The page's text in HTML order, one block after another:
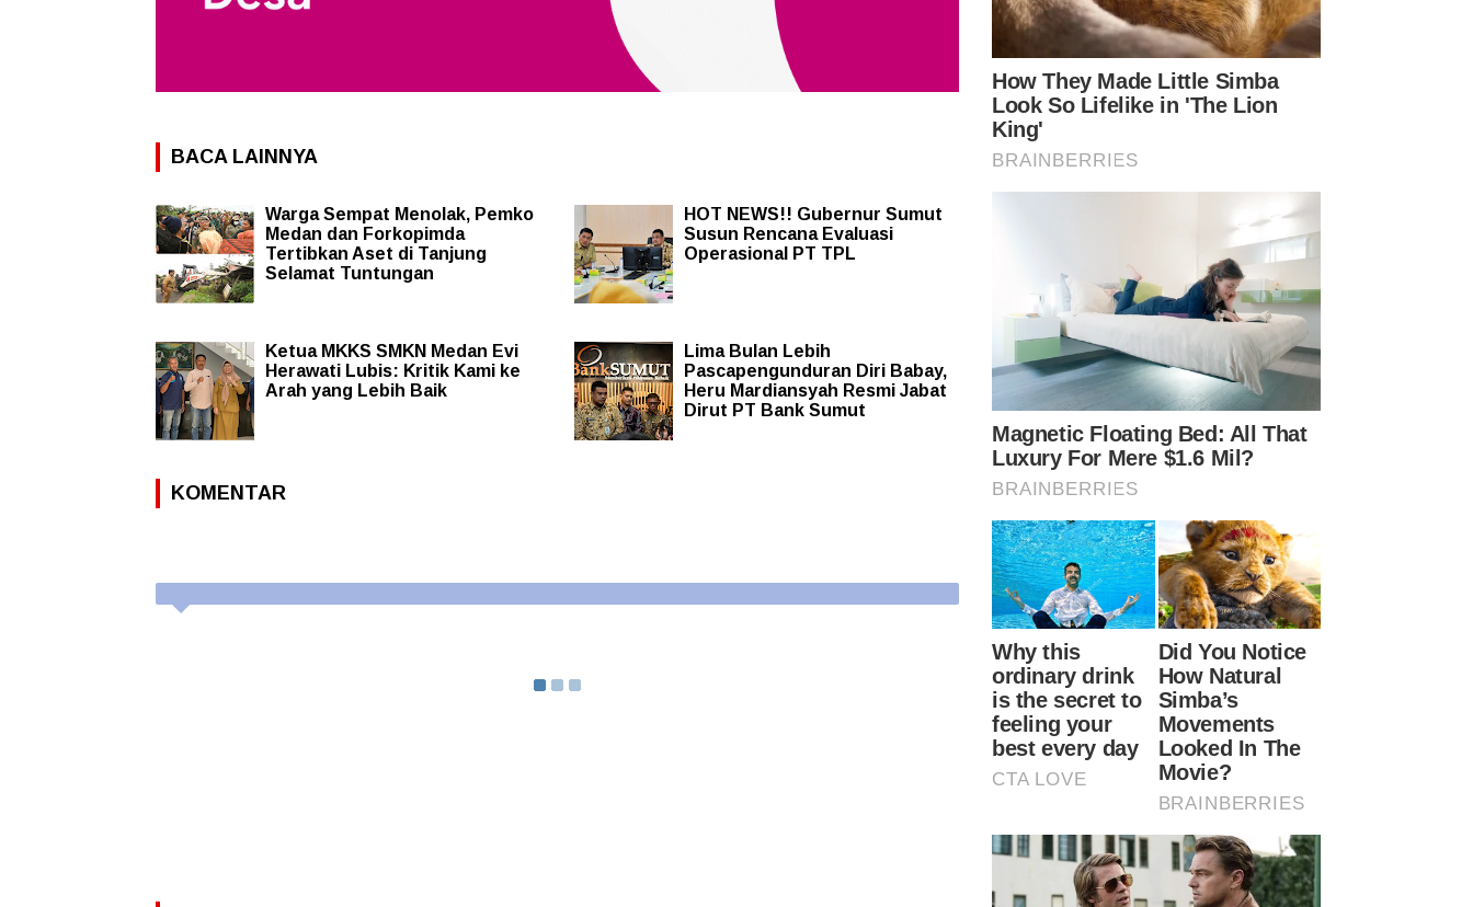
BACA LAINNYA
Warga Sempat Menolak, Pemko
Medan dan Forkopimda
Tertibkan Aset di Tanjung
Selamat Tuntungan
HOT NEWS!! Gubernur Sumut
Susun Rencana Evaluasi
Operasional PT TPL
Ketua MKKS SMKN Medan Evi
Herawati Lubis: Kritik Kami ke
Arah yang Lebih Baik
Lima Bulan Lebih
Pascapengunduran Diri Babay,
Heru Mardiansyah Resmi Jabat
Dirut PT Bank Sumut
KOMENTAR